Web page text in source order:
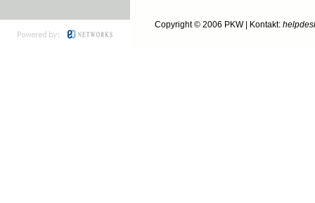
Copyright © 2006 PKW| Kontakt: